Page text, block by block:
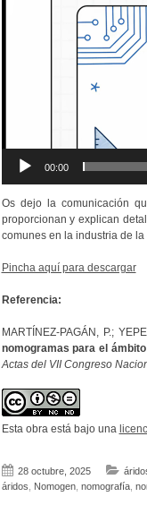
00:00
Os dejo la comunicación
proporcionan y explican
comunes en la industria de
Pincha aquí para descargar
Referencia:
MARTÍNEZ-PAGÁN, P.;
nomogramas para el
Actas del VII Congreso
Esta obra está bajo una
28 octubre, 2025
áridos
Nomogen, nomografía,